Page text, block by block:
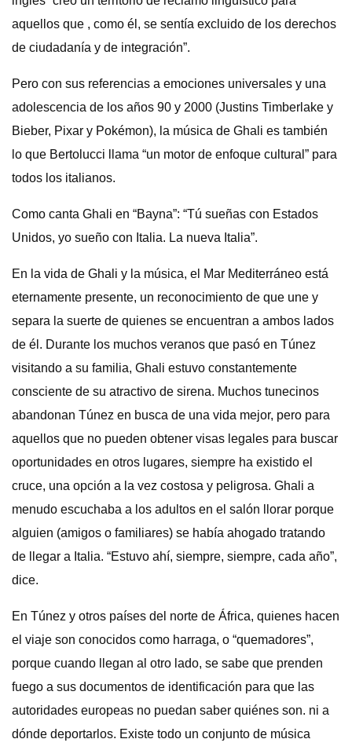
aquellos que , como él, se sentía excluido de los derechos
de ciudadanía y de integración”.
Pero con sus referencias a emociones universales y una
adolescencia de los años 90 y 2000 (Justins Timberlake y
Bieber, Pixar y Pokémon), la música de Ghali es también
lo que Bertolucci llama “un motor de enfoque cultural” para
todos los italianos.
Como canta Ghali en “Bayna”: “Tú sueñas con Estados
Unidos, yo sueño con Italia. La nueva Italia”.
En la vida de Ghali y la música, el Mar Mediterráneo está
eternamente presente, un reconocimiento de que une y
separa la suerte de quienes se encuentran a ambos lados
de él. Durante los muchos veranos que pasó en Túnez
visitando a su familia, Ghali estuvo constantemente
consciente de su atractivo de sirena. Muchos tunecinos
abandonan Túnez en busca de una vida mejor, pero para
aquellos que no pueden obtener visas legales para buscar
oportunidades en otros lugares, siempre ha existido el
cruce, una opción a la vez costosa y peligrosa. Ghali a
menudo escuchaba a los adultos en el salón llorar porque
alguien (amigos o familiares) se había ahogado tratando
de llegar a Italia. “Estuvo ahí, siempre, siempre, cada año”,
dice.
En Túnez y otros países del norte de África, quienes hacen
el viaje son conocidos como harraga, o “quemadores”,
porque cuando llegan al otro lado, se sabe que prenden
fuego a sus documentos de identificación para que las
autoridades europeas no puedan saber quiénes son. ni a
dónde deportarlos. Existe todo un conjunto de música